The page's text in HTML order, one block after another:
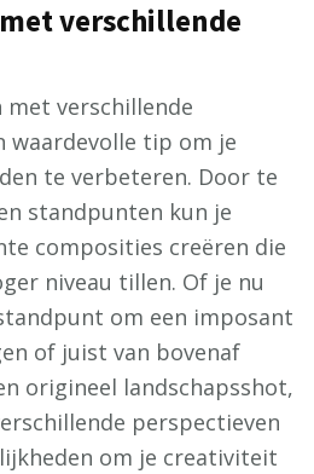
verschillende
verschillende
waardevolle tip om je
te verbeteren. Door te
standpunten kun je
composities creëren die
niveau tillen. Of je nu
om een imposant
of juist van bovenaf
origineel landschapsshot,
perspectieven
om je creativiteit